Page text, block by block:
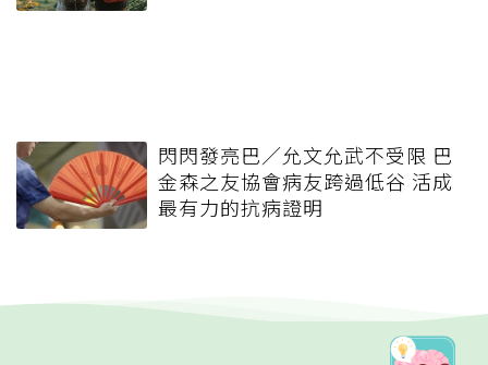
閃閃發亮巴／允文允武不受限 巴
金森之友協會病友跨過低谷 活成
最有力的抗病證明